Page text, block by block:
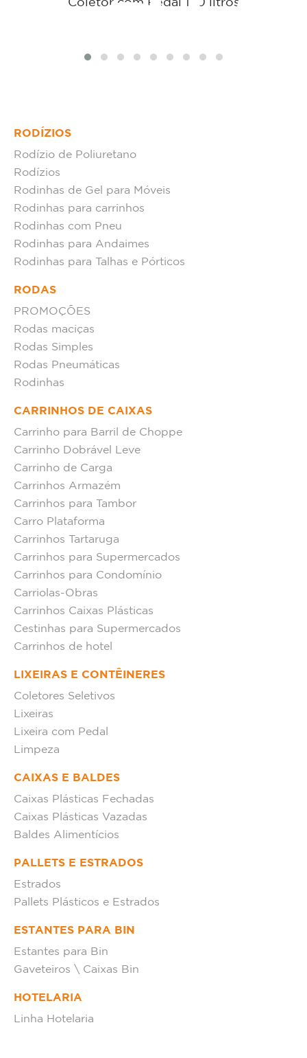
Coletor com Pedal 120 litros
RODÍZIOS
Rodízio de Poliuretano
Rodízios
Rodinhas de Gel para Móveis
Rodinhas para carrinhos
Rodinhas com Pneu
Rodinhas para Andaimes
Rodinhas para Talhas e Pórticos
RODAS
PROMOÇÕES
Rodas maciças
Rodas Simples
Rodas Pneumáticas
Rodinhas
CARRINHOS DE CAIXAS
Carrinho para Barril de Choppe
Carrinho Dobrável Leve
Carrinho de Carga
Carrinhos Armazém
Carrinhos para Tambor
Carro Plataforma
Carrinhos Tartaruga
Carrinhos para Supermercados
Carrinhos para Condomínio
Carriolas-Obras
Carrinhos Caixas Plásticas
Cestinhas para Supermercados
Carrinhos de hotel
LIXEIRAS E CONTÊINERES
Coletores Seletivos
Lixeiras
Lixeira com Pedal
Limpeza
CAIXAS E BALDES
Caixas Plásticas Fechadas
Caixas Plásticas Vazadas
Baldes Alimentícios
PALLETS E ESTRADOS
Estrados
Pallets Plásticos e Estrados
ESTANTES PARA BIN
Estantes para Bin
Gaveteiros \ Caixas Bin
HOTELARIA
Linha Hotelaria